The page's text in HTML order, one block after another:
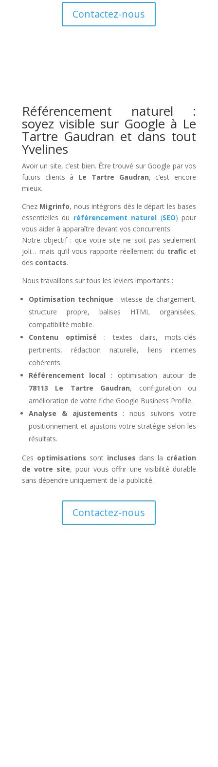
Contactez-nous
Référencement naturel :
soyez visible sur Google à Le
Tartre Gaudran et dans tout
Yvelines
Avoir un site, c’est bien. Être trouvé sur Google par vos
futurs clients à Le Tartre Gaudran, c’est encore
mieux.
Chez Migrinfo, nous intégrons dès le départ les bases
essentielles du référencement naturel (SEO) pour
vous aider à apparaître devant vos concurrents.
Notre objectif : que votre site ne soit pas seulement
joli… mais qu’il vous rapporte réellement du trafic et
des contacts.
Nous travaillons sur tous les leviers importants :
Optimisation technique : vitesse de chargement,
structure propre, balises HTML organisées,
compatibilité mobile.
Contenu optimisé : textes clairs, mots-clés
pertinents, rédaction naturelle, liens internes
cohérents.
Référencement local : optimisation autour de
78113 Le Tartre Gaudran, configuration ou
amélioration de votre fiche Google Business Profile.
Analyse & ajustements : nous suivons votre
positionnement et ajustons votre stratégie selon les
résultats.
Ces optimisations sont incluses dans la création
de votre site, pour vous offrir une visibilité durable
sans dépendre uniquement de la publicité.
Contactez-nous